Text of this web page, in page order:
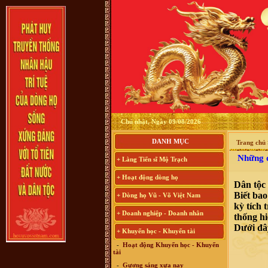
Chủ nhật, Ngày 09/08/2026
DANH MỤC
+ Làng Tiến sĩ Mộ Trạch
+ Hoạt động dòng họ
+ Dòng họ Vũ - Võ Việt Nam
+ Doanh nghiệp - Doanh nhân
+ Khuyến học - Khuyến tài
- Hoạt động Khuyến học - Khuyến
tài
- Gương sáng xưa nay
Trang chủ
Những
Dân tộc
Biết
kỳ tích
thống
Dưới